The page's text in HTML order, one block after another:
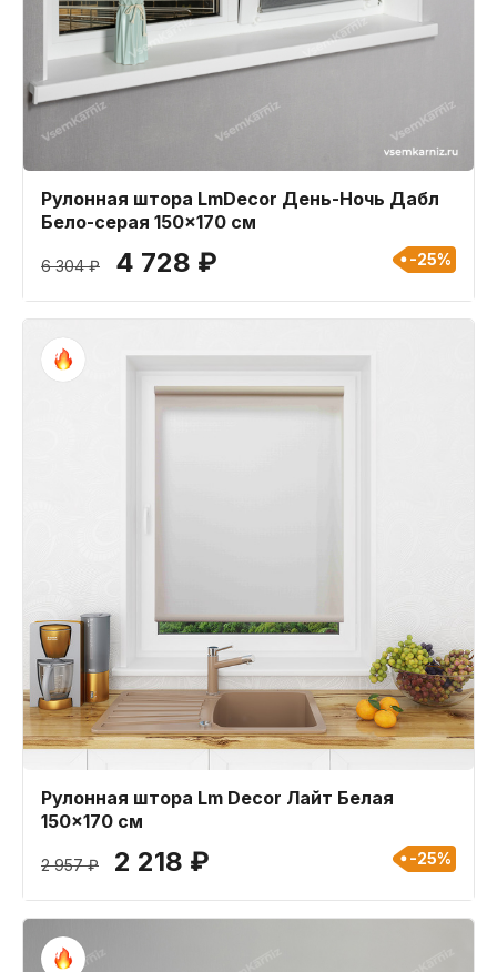
Рулонная штора LmDecor День-Ночь Дабл
Бело-серая 150x170 см
6 304 ₽ 4 728 ₽ -25%
Рулонная штора Lm Decor Лайт Белая
150x170 см
2 957 ₽ 2 218 ₽ -25%